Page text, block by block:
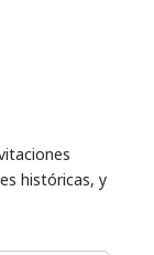
históricas, y